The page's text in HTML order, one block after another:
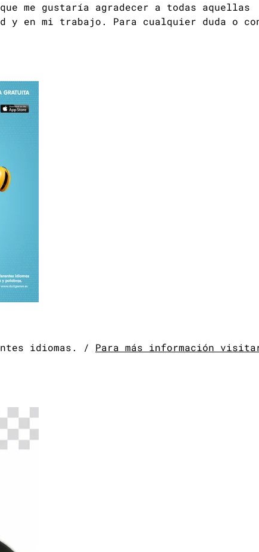
me gustaría agradecer a todas aquellas
y en mi trabajo. Para cualquier duda o
idiomas. / Para más información